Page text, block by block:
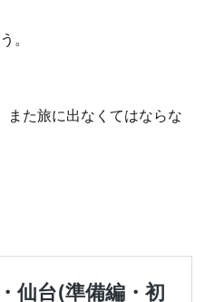
。
また旅に出なくてはならな